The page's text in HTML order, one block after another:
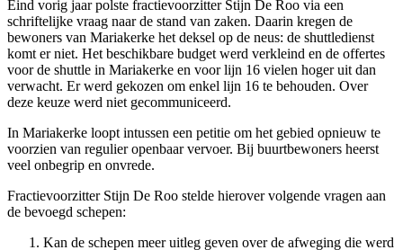
Eind vorig jaar polste fractievoorzitter Stijn De Roo via een
schriftelijke vraag naar de stand van zaken. Daarin kregen de
bewoners van Mariakerke het deksel op de neus: de shuttledienst
komt er niet. Het beschikbare budget werd verkleind en de offertes
voor de shuttle in Mariakerke en voor lijn 16 vielen hoger uit dan
verwacht. Er werd gekozen om enkel lijn 16 te behouden. Over
deze keuze werd niet gecommuniceerd.
In Mariakerke loopt intussen een petitie om het gebied opnieuw te
voorzien van regulier openbaar vervoer. Bij buurtbewoners heerst
veel onbegrip en onvrede.
Fractievoorzitter Stijn De Roo stelde hierover volgende vragen aan
de bevoegd schepen:
Kan de schepen meer uitleg geven over de afweging die werd